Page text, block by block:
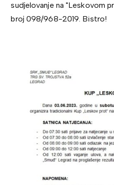
sudjelovanje na "Leskovom
broj 098/968-2019. Bistro!